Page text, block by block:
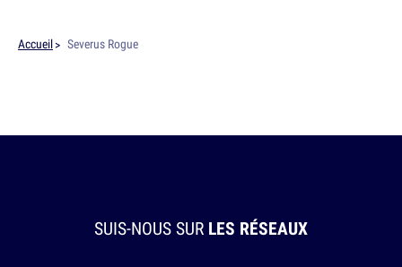
Accueil Severus Rogue
SUIS-NOUS SUR LES RÉSEAUX